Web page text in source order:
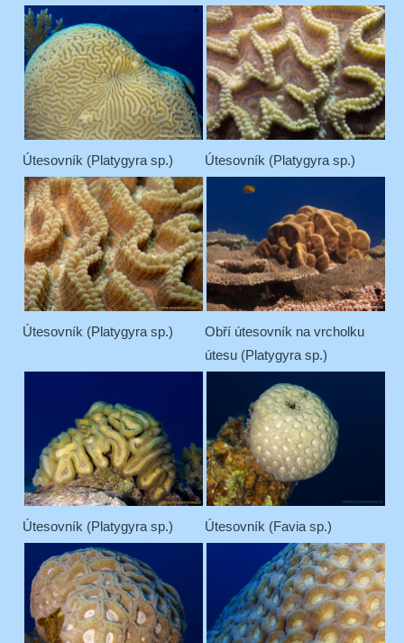
Útesovník (Platygyra sp.) Útesovník (Platygyra sp.)
Útesovník (Platygyra sp.)
Obří útesovník na vrcholku
útesu (Platygyra sp.)
Útesovník (Platygyra sp.) Útesovník (Favia sp.)